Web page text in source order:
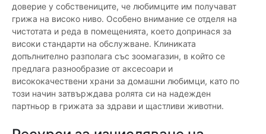
доверие у собствениците, че любимците им получават
грижа на високо ниво. Особено внимание се отделя на
чистотата и реда в помещенията, което допринася за
високи стандарти на обслужване. Клиниката
допълнително разполага със зоомагазин, в който се
предлага разнообразие от аксесоари и
висококачествени храни за домашни любимци, като по
този начин затвърждава ролята си на надежден
партньор в грижата за здрави и щастливи животни.